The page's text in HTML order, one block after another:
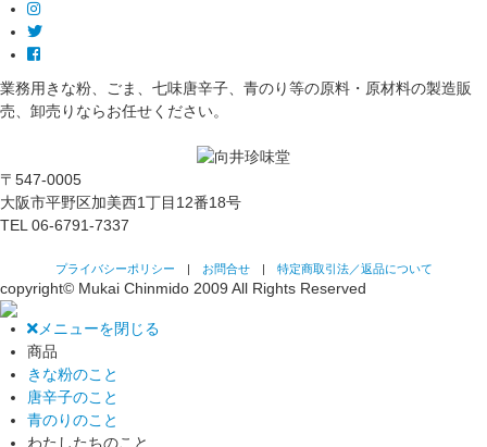
業務用きな粉、ごま、七味唐辛子、青のり等の原料・原材料の製造販
売、卸売りならお任せください。
〒547-0005
大阪市平野区加美西1丁目12番18号
TEL06-6791-7337
プライバシーポリシー お問合せ| 特定商取引法／返品について
copyright© Mukai Chinmido 2009 All Rights Reserved
メニューを閉じる
商品
きな粉のこと
唐辛子のこと
青のりのこと
わたしたちのこと